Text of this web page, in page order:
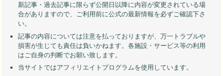
新記事・過去記事に限らず公開日以降に内容が変更されている場
合がありますので、ご利用前に公式の最新情報を必ずご確認下さ
い。
記事の内容については注意を払っておりますが、万一トラブルや
損害が生じても責任は負いかねます。各施設・サービス等の利用
はご自身の判断でお願い致します。
当サイトではアフィリエイトプログラムを使用しています。